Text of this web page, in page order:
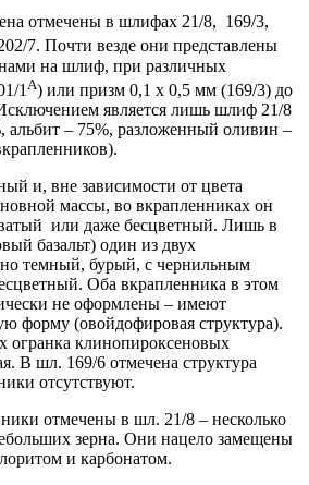
отмечены в шлифах 21/8, 169/3,
7. Почти везде они представлены
на шлиф, при различных
1 А) или призм 0,1 х 0,5 мм (169/3) до
является лишь шлиф 21/8
альбит – 75%, разложенный оливин –
и, вне зависимости от цвета
массы, во вкрапленниках он
или даже бесцветный. Лишь в
базальт) один из двух
темный, бурый, с чернильным
Оба вкрапленника в этом
не оформлены – имеют
форму (овойдофировая структура).
огранка клинопироксеновых
В шл. 169/6 отмечена структура
отсутствуют.
отмечены в шл. 21/8 – несколько
зерна. Они нацело замещены
и карбонатом.